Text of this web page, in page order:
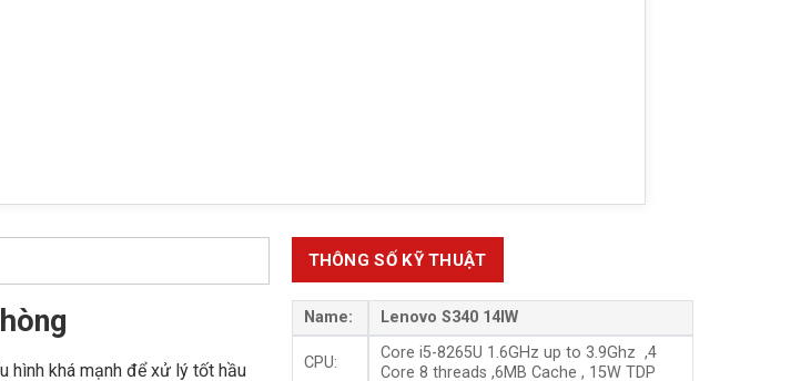
hình khá mạnh để xử lý tốt hầu
THÔNG SỐ KỸ THUẬT
Name: Lenovo S340 14IW
CPU:
Core i5-8265U 1.6GHz up to 3.9Ghz ,4
Core 8 threads ,6MB Cache , 15W TDP